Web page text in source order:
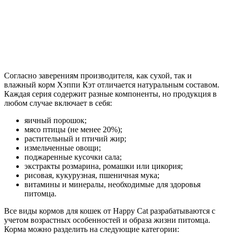
Согласно заверениям производителя, как сухой, так и
влажный корм Хэппи Кэт отличается натуральным составом.
Каждая серия содержит разные компоненты, но продукция в
любом случае включает в себя:
яичный порошок;
мясо птицы (не менее 20%);
растительный и птичий жир;
измельченные овощи;
поджаренные кусочки сала;
экстракты розмарина, ромашки или цикория;
рисовая, кукурузная, пшеничная мука;
витамины и минералы, необходимые для здоровья
питомца.
Все виды кормов для кошек от Happy Cat разрабатываются с
учетом возрастных особенностей и образа жизни питомца.
Корма можно разделить на следующие категории: